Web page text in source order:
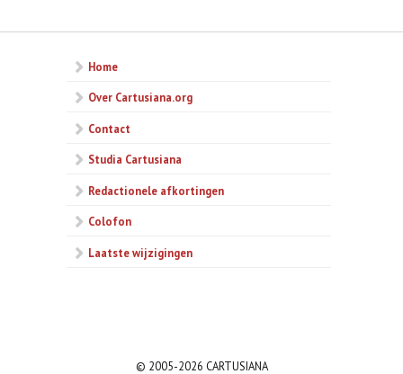
Home
Over Cartusiana.org
Contact
Studia Cartusiana
Redactionele afkortingen
Colofon
Laatste wijzigingen
© 2005-2026 CARTUSIANA